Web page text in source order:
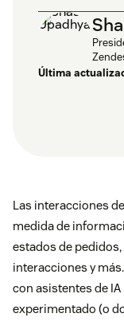
Última
Las interacciones
medida de
estados de
interacciones y
con asistentes de
experimentado (o